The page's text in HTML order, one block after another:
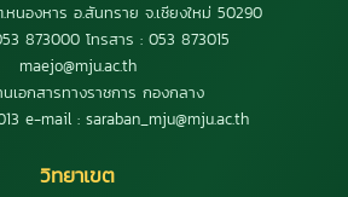
นองหาร อ.สันทราย จ.เชียงใหม่ 50290
873000 โทรสาร : 053 873015
maejo@mju.ac.th
เอกสารทางราชการ กองกลาง
e-mail : saraban_mju@mju.ac.th
วิทยาเขต